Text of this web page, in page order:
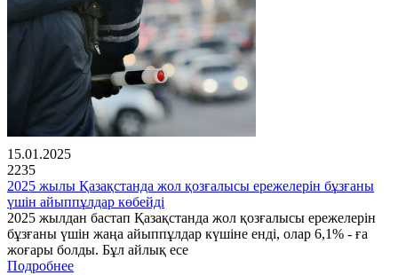
15.01.2025
2235
2025 жылы Қазақстанда жол қозғалысы ережелерін бұзғаны
үшін айыппұлдар көбейді
2025 жылдан бастап Қазақстанда жол қозғалысы ережелерін
бұзғаны үшін жаңа айыппұлдар күшіне енді, олар 6,1% - ға
жоғары болды. Бұл айлық есе
Подробнее